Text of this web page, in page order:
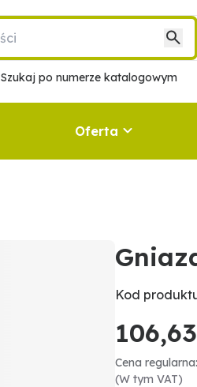
Szukaj po numerze katalogowym
Oferta
Kod
Cena
(W tym VAT)